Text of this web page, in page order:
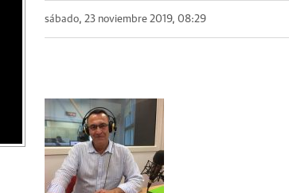
sábado, 23 noviembre 2019, 08:29